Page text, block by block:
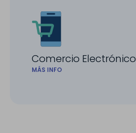
Comercio Electrónico
MÁS INFO